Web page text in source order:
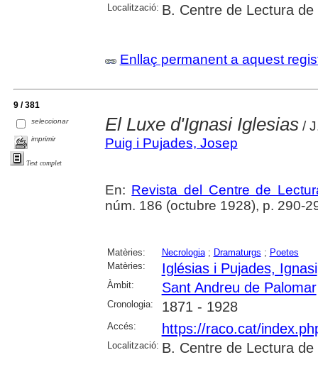
Localització: B. Centre de Lectura de
Enllaç permanent a aquest
9 / 381
seleccionar
imprimir
Text complet
El Luxe d'Ignasi Iglesias/
Puig i Pujades, Josep
En: Revista del Centre de
núm. 186 (octubre 1928), p. 290-
Matèries: Necrologia; Dramaturgs ; Poetes
Matèries:
Iglésias i Pujades, Ignasi
Àmbit: Sant Andreu de Palomar
Cronologia: 1871 - 1928
Accés: https://raco.cat/
Localització: B. Centre de Lectura de